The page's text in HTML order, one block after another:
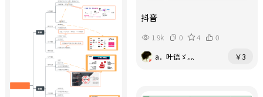
抖音
1.9k 0 4
0
a．叶语ゞ灬
￥3